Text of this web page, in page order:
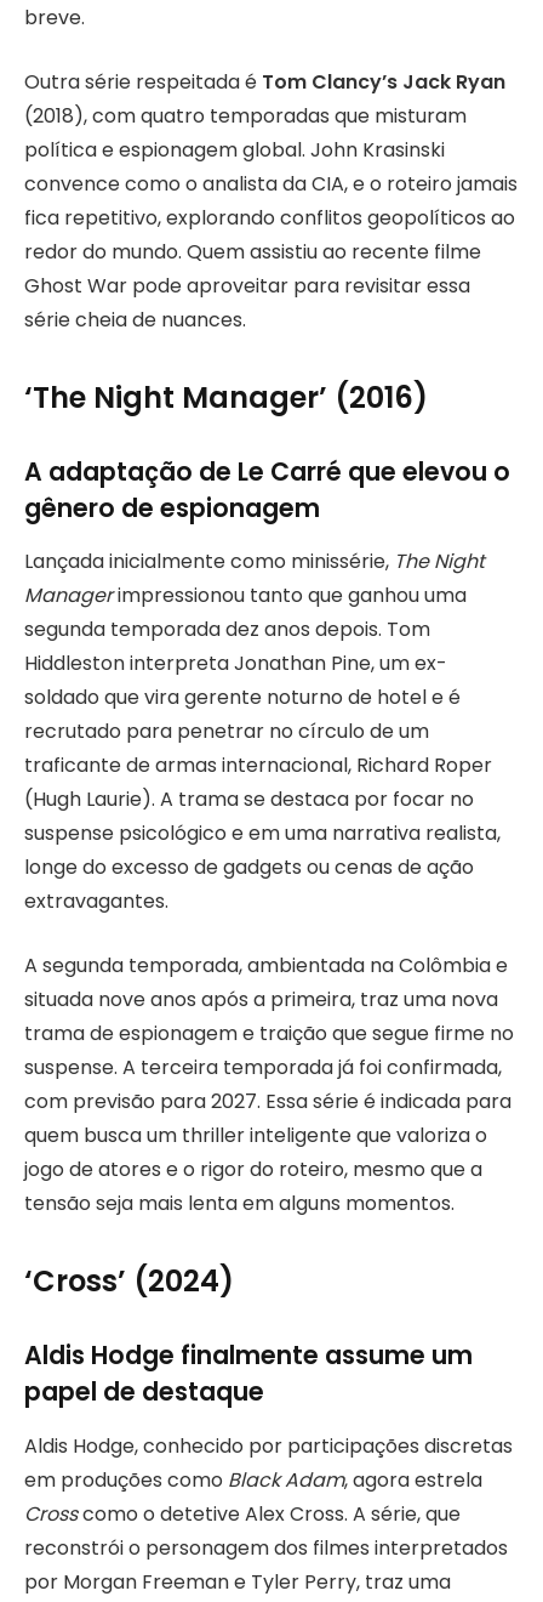
breve.
Outra série respeitada é Tom Clancy’s Jack Ryan
(2018), com quatro temporadas que misturam
política e espionagem global. John Krasinski
convence como o analista da CIA, e o roteiro jamais
fica repetitivo, explorando conflitos geopolíticos ao
redor do mundo. Quem assistiu ao recente filme
Ghost War pode aproveitar para revisitar essa
série cheia de nuances.
‘The Night Manager’ (2016)
A adaptação de Le Carré que elevou o
gênero de espionagem
Lançada inicialmente como minissérie, The Night
Managerimpressionou tanto que ganhou uma
segunda temporada dez anos depois. Tom
Hiddleston interpreta Jonathan Pine, um ex-
soldado que vira gerente noturno de hotel e é
recrutado para penetrar no círculo de um
traficante de armas internacional, Richard Roper
(Hugh Laurie). A trama se destaca por focar no
suspense psicológico e em uma narrativa realista,
longe do excesso de gadgets ou cenas de ação
extravagantes.
A segunda temporada, ambientada na Colômbia e
situada nove anos após a primeira, traz uma nova
trama de espionagem e traição que segue firme no
suspense. A terceira temporada já foi confirmada,
com previsão para 2027. Essa série é indicada para
quem busca um thriller inteligente que valoriza o
jogo de atores e o rigor do roteiro, mesmo que a
tensão seja mais lenta em alguns momentos.
‘Cross’ (2024)
Aldis Hodge finalmente assume um
papel de destaque
Aldis Hodge, conhecido por participações discretas
em produções como Black Adam, agora estrela
Crosscomo o detetive Alex Cross. A série, que
reconstrói o personagem dos filmes interpretados
por Morgan Freeman e Tyler Perry, traz uma